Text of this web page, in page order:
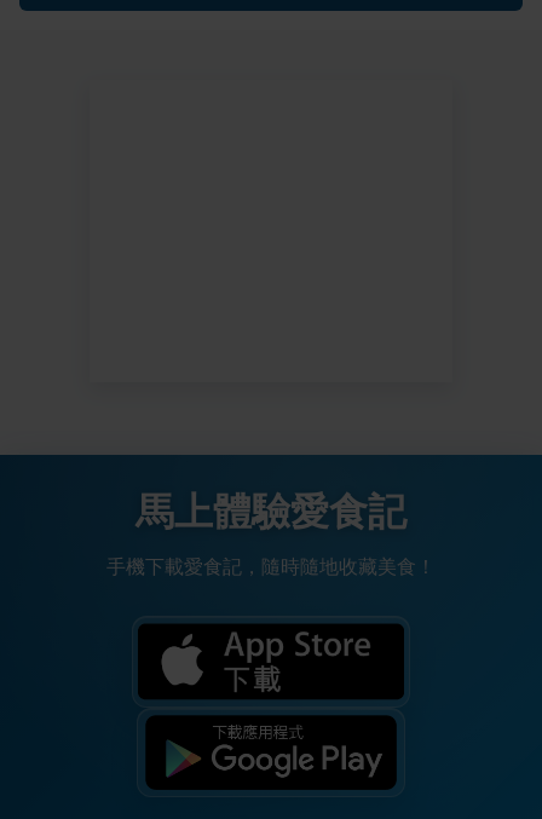
馬上體驗愛食記
手機下載愛食記，隨時隨地收藏美食！